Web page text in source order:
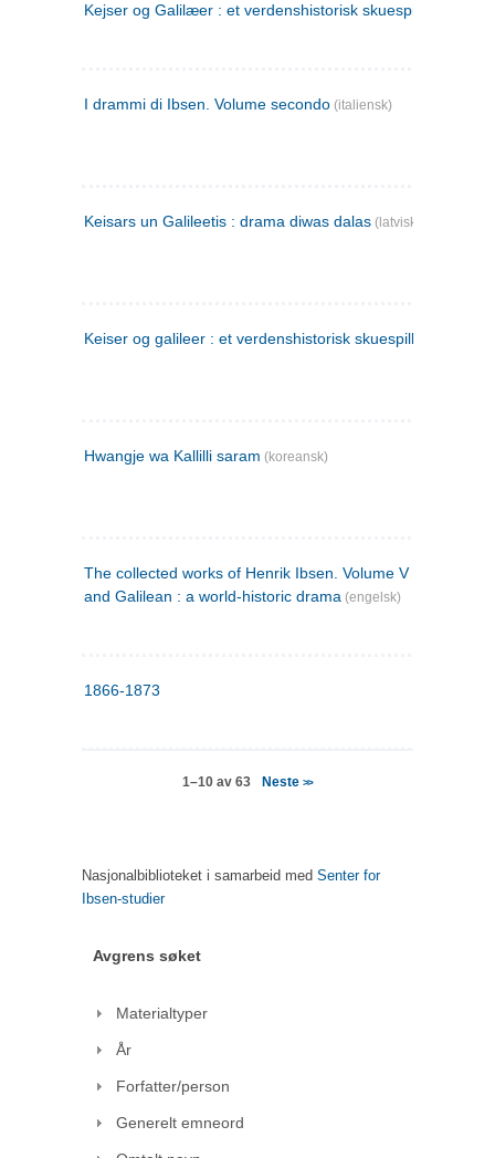
Kejser og Galilæer : et verdenshistorisk skuespil
I drammi di Ibsen. Volume secondo (italiensk)
Keisars un Galileetis : drama diwas dalas (latvisk)
Keiser og galileer : et verdenshistorisk skuespill (1873)
Hwangje wa Kallilli saram (koreansk)
The collected works of Henrik Ibsen. Volume V : Emperor
and Galilean : a world-historic drama (engelsk)
1866-1873
1–10 av 63 Neste>>
Nasjonalbiblioteket i samarbeid med Senter for
Ibsen-studier
Avgrens søket
Materialtyper
År
Forfatter/person
Generelt emneord